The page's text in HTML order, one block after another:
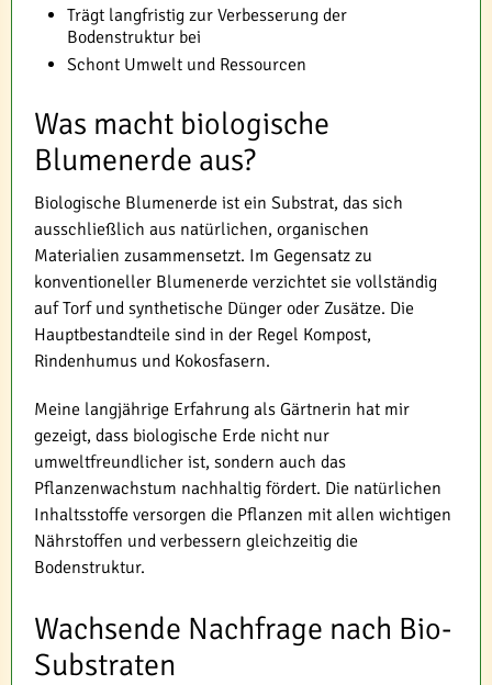
Trägt langfristig zur Verbesserung der
Bodenstruktur bei
Schont Umwelt und Ressourcen
Was macht biologische
Blumenerde aus?
Biologische Blumenerde ist ein Substrat, das sich
ausschließlich aus natürlichen, organischen
Materialien zusammensetzt. Im Gegensatz zu
konventioneller Blumenerde verzichtet sie vollständig
auf Torf und synthetische Dünger oder Zusätze. Die
Hauptbestandteile sind in der Regel Kompost,
Rindenhumus und Kokosfasern.
Meine langjährige Erfahrung als Gärtnerin hat mir
gezeigt, dass biologische Erde nicht nur
umweltfreundlicher ist, sondern auch das
Pflanzenwachstum nachhaltig fördert. Die natürlichen
Inhaltsstoffe versorgen die Pflanzen mit allen wichtigen
Nährstoffen und verbessern gleichzeitig die
Bodenstruktur.
Wachsende Nachfrage nach Bio-
Substraten